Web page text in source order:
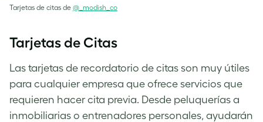
Tarjetas de citas de @_modish_co
Tarjetas de Citas
Las tarjetas de recordatorio de citas son muy útiles
para cualquier empresa que ofrece servicios que
requieren hacer cita previa. Desde peluquerías a
inmobiliarias o entrenadores personales, ayudarán